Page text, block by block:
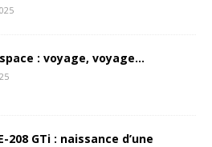
: voyage, voyage…
208 GTi : naissance d’une